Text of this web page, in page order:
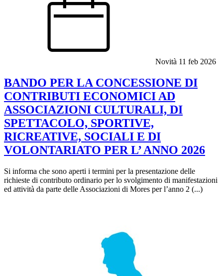
Novità 11 feb 2026
BANDO PER LA CONCESSIONE DI
CONTRIBUTI ECONOMICI AD
ASSOCIAZIONI CULTURALI, DI
SPETTACOLO, SPORTIVE,
RICREATIVE, SOCIALI E DI
VOLONTARIATO PER L’ ANNO 2026
Si informa che sono aperti i termini per la presentazione delle
richieste di contributo ordinario per lo svolgimento di manifestazioni
ed attività da parte delle Associazioni di Mores per l’anno 2 (...)